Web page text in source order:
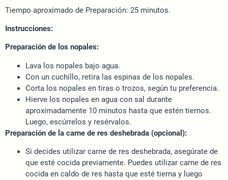
Tiempo aproximado de Preparación: 25 minutos.
Instrucciones:
Preparación de los nopales:
Lava los nopales bajo agua.
Con un cuchillo, retira las espinas de los nopales.
Corta los nopales en tiras o trozos, según tu preferencia.
Hierve los nopales en agua con sal durante
aproximadamente 10 minutos hasta que estén tiernos.
Luego, escúrrelos y resérvalos.
Preparación de la carne de res deshebrada (opcional):
Si decides utilizar carne de res deshebrada, asegúrate de
que esté cocida previamente. Puedes utilizar carne de res
cocida en caldo de res hasta que esté tierna y luego